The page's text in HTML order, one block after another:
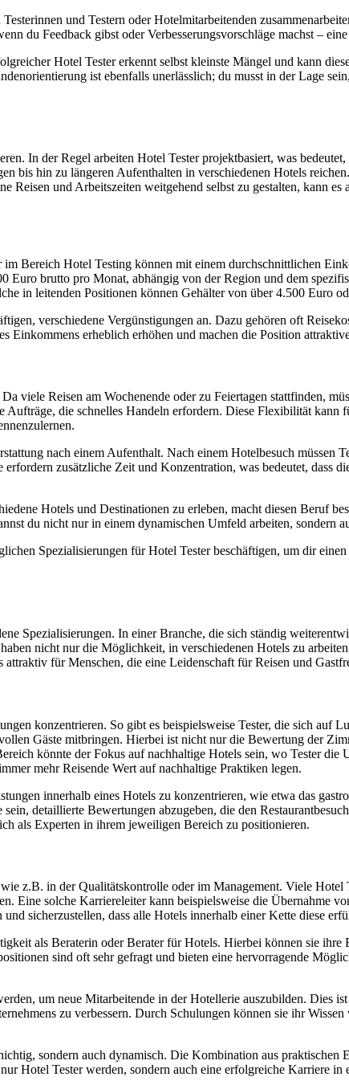
und Testern oder Hotelmitarbeitenden
du Feedback gibst oder Verbesserungsvorschläge machst –
Hotel Tester erkennt selbst kleinste Mängel und kann
ist ebenfalls unerlässlich; du musst in der Lage
In der Regel arbeiten Hotel Tester projektbasiert, was
bis hin zu längeren Aufenthalten in verschiedenen Hotels
Reisen und Arbeitszeiten weitgehend selbst zu gestalten, kann
Bereich Hotel Testing können mit einem durchschnittlichen
Euro brutto pro Monat, abhängig von der Region und dem
in leitenden Positionen können Gehälter von über 4.500 Euro
verschiedene Vergünstigungen an. Dazu gehören oft
Einkommens erheblich erhöhen und machen die Position
viele Reisen am Wochenende oder zu Feiertagen stattfinden,
Aufträge, die schnelles Handeln erfordern. Diese Flexibilität kann
nach einem Aufenthalt. Nach einem Hotelbesuch müssen
zusätzliche Zeit und Konzentration, was bedeutet, dass
Hotels und Destinationen zu erleben, macht diesen Beruf
du nicht nur in einem dynamischen Umfeld arbeiten, sondern
Spezialisierungen für Hotel Tester beschäftigen, um dir
Spezialisierungen. In einer Branche, die sich ständig
nicht nur die Möglichkeit, in verschiedenen Hotels zu
für Menschen, die eine Leidenschaft für Reisen und
konzentrieren. So gibt es beispielsweise Tester, die sich auf
Gäste mitbringen. Hierbei ist nicht nur die Bewertung der
könnte der Fokus auf nachhaltige Hotels sein, wo Tester
mehr Reisende Wert auf nachhaltige Praktiken legen.
innerhalb eines Hotels zu konzentrieren, wie etwa das
detaillierte Bewertungen abzugeben, die den
als Experten in ihrem jeweiligen Bereich zu positionieren.
z.B. in der Qualitätskontrolle oder im Management. Viele Hotel
Eine solche Karriereleiter kann beispielsweise die Übernahme
sicherzustellen, dass alle Hotels innerhalb einer Kette diese
als Beraterin oder Berater für Hotels. Hierbei können sie ihre
sind oft sehr gefragt und bieten eine hervorragende
um neue Mitarbeitende in der Hotellerie auszubilden. Dies
zu verbessern. Durch Schulungen können sie ihr
sondern auch dynamisch. Die Kombination aus praktischen
Hotel Tester werden, sondern auch eine erfolgreiche Karriere in